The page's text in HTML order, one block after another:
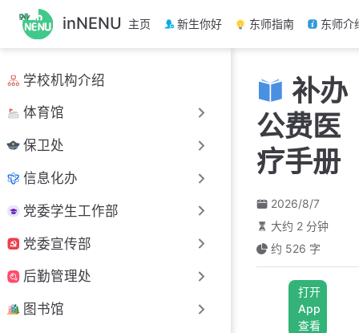
跳
至
主
要
內
容
inNENU 主页 新生你好 东师指南 东师介
学校机构介绍
体育馆
保卫处
信息化办
党委学生工作部
党委宣传部
后勤管理处
图书馆
补办
公费医
疗手册
2026/8/7
大约 2 分钟
约 526 字
打开
App
查看